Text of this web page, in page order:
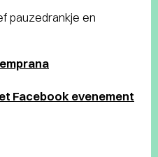
pauzedrankje en
Facebook evenement